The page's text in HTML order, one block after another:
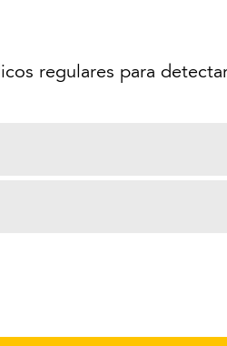
regulares para